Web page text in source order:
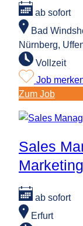
ab sofort
Bad
Nürnberg,
Vollzeit
Job
Zum Job:
Online
Sales
Marketing
ab sofort
Erfurt